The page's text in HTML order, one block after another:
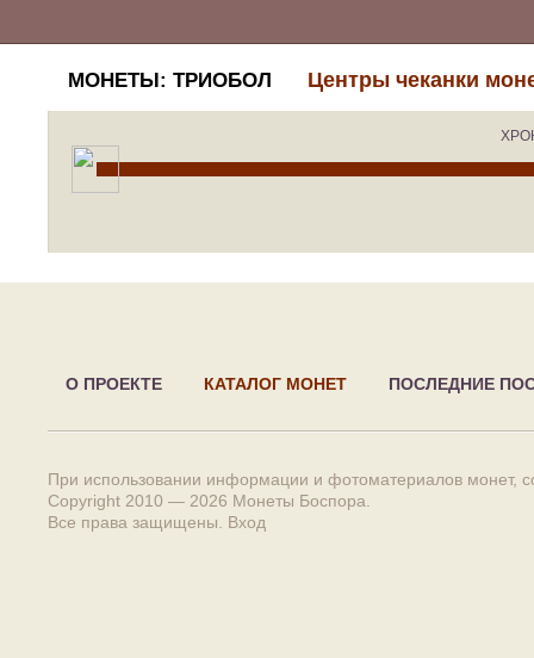
МОНЕТЫ: ТРИОБОЛ Центры чеканки
О ПРОЕКТЕ КАТАЛОГ МОНЕТ ПОСЛЕДНИЕ
При использовании информации и фотоматериалов монет,
Copyright 2010 — 2026 Монеты Боспора
Все права защищены. Вход